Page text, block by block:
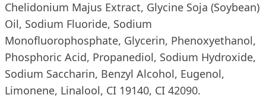
Chelidonium Majus Extract, Glycine Soja (Soybean)
Oil, Sodium Fluoride, Sodium
Monofluorophosphate, Glycerin, Phenoxyethanol,
Phosphoric Acid, Propanediol, Sodium Hydroxide,
Sodium Saccharin, Benzyl Alcohol, Eugenol,
Limonene, Linalool, CI 19140, CI 42090.